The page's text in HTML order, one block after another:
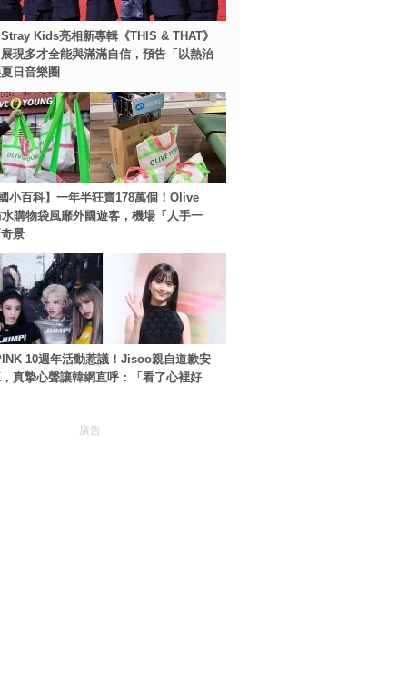
Kids亮相新專輯《THIS & THAT》
現多才全能與滿滿自信，預告「以熱治
日音樂圈
小百科】一年半狂賣178萬個！Olive
購物袋風靡外國遊客，機場「人手一
景
10週年活動惹議！Jisoo親自道歉安
真摯心聲讓韓網直呼：「看了心裡好
廣告